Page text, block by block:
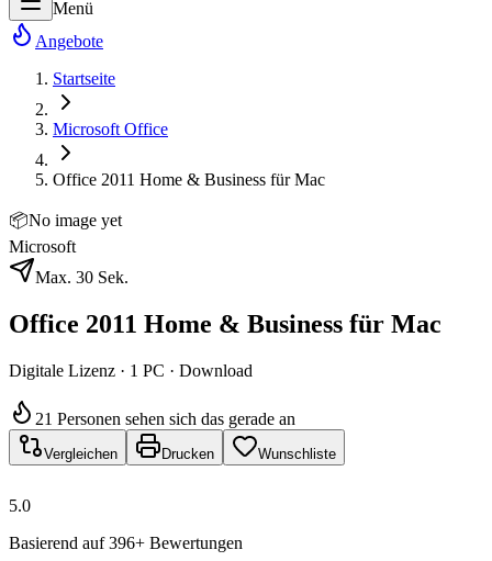
Menü
Angebote
Startseite
Microsoft Office
Office 2011 Home & Business für Mac
📦No image yet
Microsoft
Max. 30 Sek.
Office 2011 Home & Business für Mac
Digitale Lizenz · 1 PC · Download
21 Personen sehen sich das gerade an
Vergleichen Drucken Wunschliste
5.0
Basierend auf 396+ Bewertungen